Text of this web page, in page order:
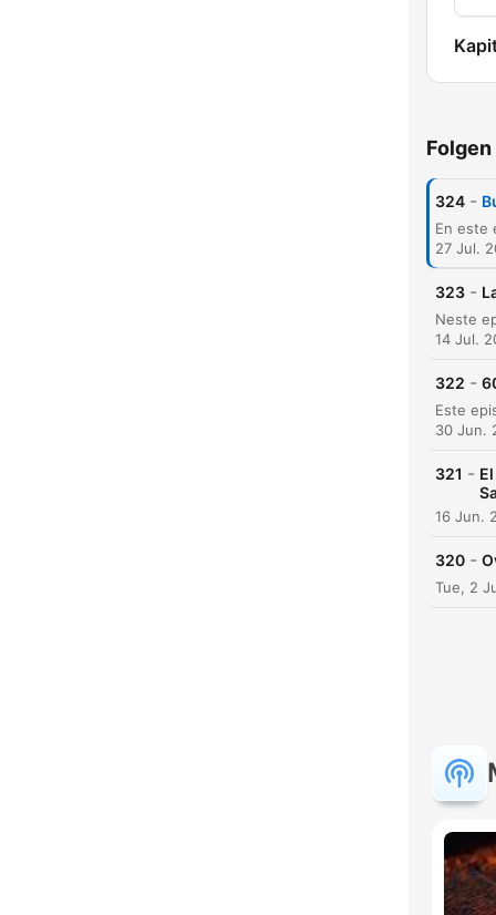
Folgen
324 -
27 Jul.
323 -
14 Jul.
322 -
30 Jun.
321 -
16 Jun.
320 -
Tue, 2